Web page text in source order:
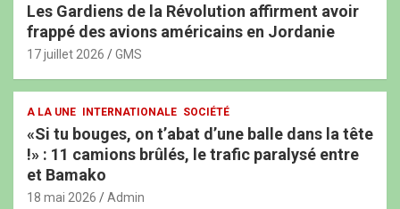
Les Gardiens de la Révolution affirment avoir
frappé des avions américains en Jordanie
17 juillet 2026 GMS
A LA UNE INTERNATIONALE SOCIÉTÉ
«Si tu bouges, on t’abat d’une balle dans la tête
!» : 11 camions brûlés, le trafic paralysé entre
et Bamako
18 mai 2026 Admin